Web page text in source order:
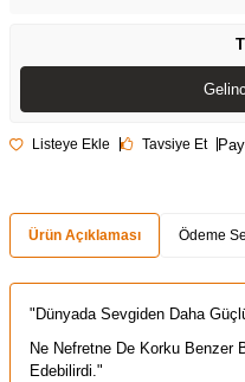
Listeye Ekle Tavsiye Et
Ürün Açıklaması Ödeme
"Dünyada Sevgiden Daha
Ne Nefretne De Korku Benzer
Edebilirdi."